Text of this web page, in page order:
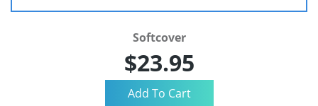
Softcover
$23.95